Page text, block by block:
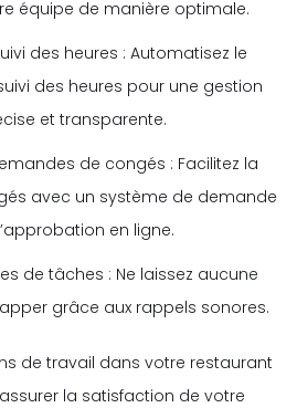
équipe de manière optimale.
des heures : Automatisez le
des heures pour une gestion
et transparente.
de congés : Facilitez la
avec un système de demande
en ligne.
de tâches : Ne laissez aucune
grâce aux rappels sonores.
de travail dans votre restaurant
la satisfaction de votre